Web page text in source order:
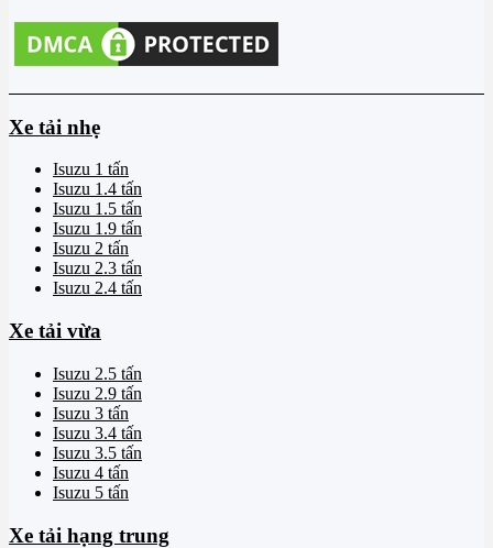
Xe tải nhẹ
Isuzu 1 tấn
Isuzu 1.4 tấn
Isuzu 1.5 tấn
Isuzu 1.9 tấn
Isuzu 2 tấn
Isuzu 2.3 tấn
Isuzu 2.4 tấn
Xe tải vừa
Isuzu 2.5 tấn
Isuzu 2.9 tấn
Isuzu 3 tấn
Isuzu 3.4 tấn
Isuzu 3.5 tấn
Isuzu 4 tấn
Isuzu 5 tấn
Xe tải hạng trung